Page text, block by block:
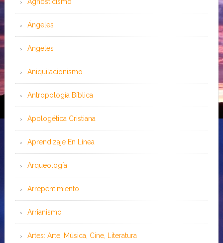
Ángeles
Angeles
Aniquilacionismo
Antropología Bíblica
Apologética Cristiana
Aprendizaje En Línea
Arqueología
Arrepentimiento
Arrianismo
Artes: Arte, Música, Cine, Literatura